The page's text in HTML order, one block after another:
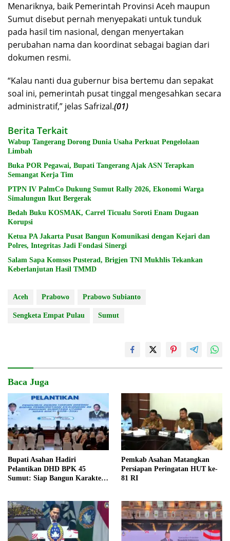
Menariknya, baik Pemerintah Provinsi Aceh maupun
Sumut disebut pernah menyepakati untuk tunduk
pada hasil tim nasional, dengan menyertakan
perubahan nama dan koordinat sebagai bagian dari
dokumen resmi.
“Kalau nanti dua gubernur bisa bertemu dan sepakat
soal ini, pemerintah pusat tinggal mengesahkan secara
administratif,” jelas Safrizal.(01)
Berita Terkait
Wabup Tangerang Dorong Dunia Usaha Perkuat Pengelolaan
Limbah
Buka POR Pegawai, Bupati Tangerang Ajak ASN Terapkan
Semangat Kerja Tim
PTPN IV PalmCo Dukung Sumut Rally 2026, Ekonomi Warga
Simalungun Ikut Bergerak
Bedah Buku KOSMAK, Carrel Ticualu Soroti Enam Dugaan
Korupsi
Ketua PA Jakarta Pusat Bangun Komunikasi dengan Kejari dan
Polres, Integritas Jadi Fondasi Sinergi
Salam Sapa Komsos Pusterad, Brigjen TNI Mukhlis Tekankan
Keberlanjutan Hasil TMMD
Aceh Prabowo Prabowo Subianto
Sengketa Empat Pulau Sumut
Baca Juga
Bupati Asahan Hadiri
Pelantikan DHD BPK 45
Sumut: Siap Bangun Karakter
Pemkab Asahan Matangkan
Persiapan Peringatan HUT ke-
81 RI